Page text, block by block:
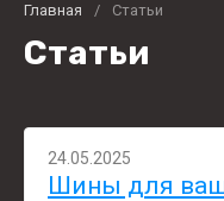
Главная / Статьи
Статьи
24.05.2025
Шины для